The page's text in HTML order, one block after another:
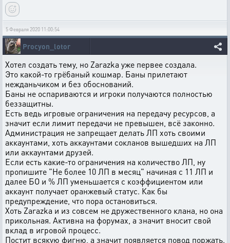
5 Февраля 2020 11:00:54
Procyon_lotor
Хотел создать тему, но Zarazka уже первее создала.
Это какой-то грёбаный кошмар. Баны прилетают
нежданьчиком и без обоснований.
Баны не оспариваются и игроки получаются полностью
беззащитны.
Есть ведь игровые ограничения на передачу ресурсов, а
значит если лимит передачи не превышен, всё законно.
Администрация не запрещает делать ЛП хоть своими
аккаунтами, хоть аккаунтами сокланов вышедших на ЛП
или аккаунтами друзей.
Если есть какие-то ограничения на количество ЛП, ну
пропишите "Не более 10 ЛП в месяц" начиная с 11 ЛП и
далее БО и % ЛП уменьшается с коэффициентом или
аккаунт получает оранжевый статус. Как бы
предупреждение, что пора остановиться.
Хоть Zarazka и из совсем не дружественного клана, но она
прикольная. Активна на форумах, а значит вносит свой
вклад в игровой процесс.
Постит всякую фигню, а значит появляется повод поржать.